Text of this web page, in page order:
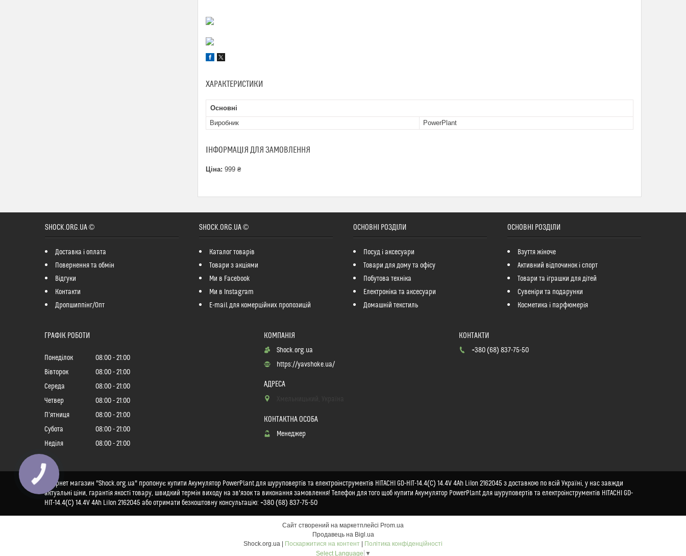
ХАРАКТЕРИСТИКИ
Основні
Виробник
PowerPlant
ІНФОРМАЦІЯ ДЛЯ ЗАМОВЛЕННЯ
Ціна: 999 ₴
SHOCK.ORG.UA ©
Доставка і оплата
Повернення та обмін
Відгуки
Контакти
Дропшиппінг/Опт
SHOCK.ORG.UA ©
Каталог товарів
Товари з акціями
Ми в Facebook
Ми в Instagram
E-mail для комерційних пропозицій
ОСНОВНІ РОЗДІЛИ
Посуд і аксесуари
Товари для дому та офісу
Побутова техніка
Електроніка та аксесуари
Домашній текстиль
ОСНОВНІ РОЗДІЛИ
Взуття жіноче
Активний відпочинок і спорт
Товари та іграшки для дітей
Сувеніри та подарунки
Косметика і парфюмерія
ГРАФІК РОБОТИ
Понеділок 08:00
21:00
Вівторок
08:00
21:00
Середа
08:00
21:00
Четвер
08:00
21:00
Пʼятниця
08:00
21:00
Субота
08:00
21:00
Неділя
08:00 21:00
Shock.org.ua
https://yavshoke.ua/
Менеджер
+380 (68) 837-75-50
Інтернет магазин "Shock.org.ua" пропонує купити Акумулятор PowerPlant для шуруповертів та електроінструментів HITACHI GD-HIT-14.4(C) 14.4V 4Ah LiIon 2162045 з доставкою по всій Україні, у нас завжди
актуальні ціни, гарантія якості товару, швидкий термін виходу на зв'язок та виконання замовлення! Телефон для того щоб купити Акумулятор PowerPlant для шуруповертів та електроінструментів HITACHI GD-
HIT-14.4(C) 14.4V 4Ah LiIon 2162045 або отримати безкоштовну консультацію: +380 (68) 837-75-50
Сайт створений на маркетплейсі Prom.ua
Продавець на Bigl.ua
Поскаржитися на контент
Політика конфіденційності
Select Language ▼